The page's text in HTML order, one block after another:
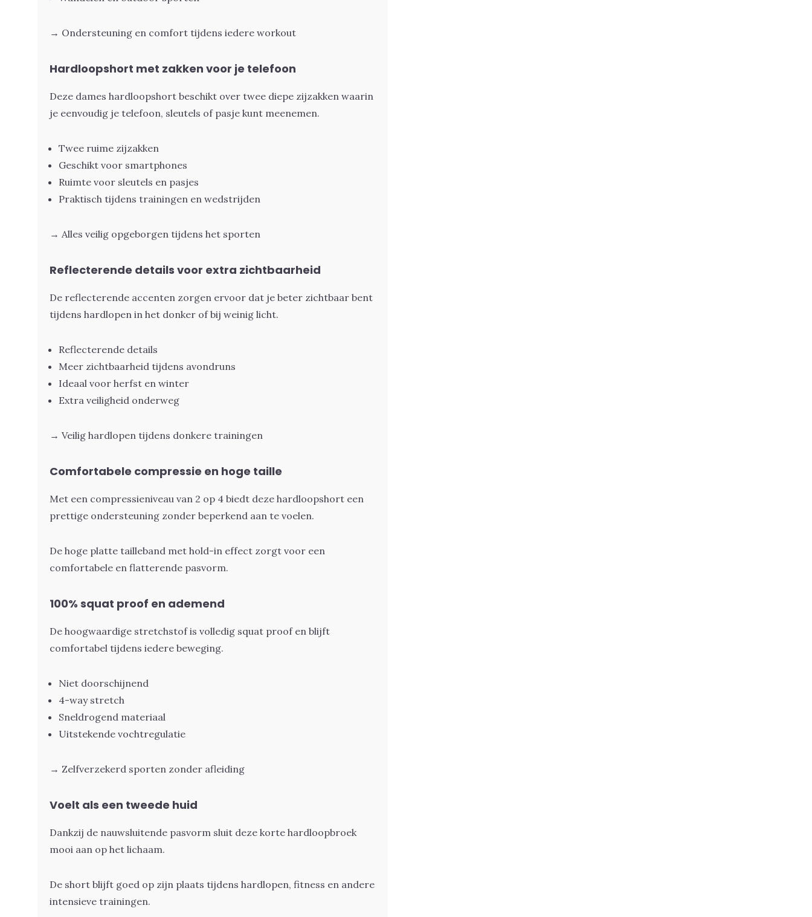
→ Ondersteuning en comfort tijdens iedere workout
Hardloopshort met zakken voor je telefoon
Deze dames hardloopshort beschikt over twee diepe zijzakken waarin
je eenvoudig je telefoon, sleutels of pasje kunt meenemen.
Twee ruime zijzakken
Geschikt voor smartphones
Ruimte voor sleutels en pasjes
Praktisch tijdens trainingen en wedstrijden
→ Alles veilig opgeborgen tijdens het sporten
Reflecterende details voor extra zichtbaarheid
De reflecterende accenten zorgen ervoor dat je beter zichtbaar bent
tijdens hardlopen in het donker of bij weinig licht.
Reflecterende details
Meer zichtbaarheid tijdens avondruns
Ideaal voor herfst en winter
Extra veiligheid onderweg
→ Veilig hardlopen tijdens donkere trainingen
Comfortabele compressie en hoge taille
Met een compressieniveau van 2 op 4 biedt deze hardloopshort een
prettige ondersteuning zonder beperkend aan te voelen.
De hoge platte tailleband met hold-in effect zorgt voor een
comfortabele en flatterende pasvorm.
100% squat proof en ademend
De hoogwaardige stretchstof is volledig squat proof en blijft
comfortabel tijdens iedere beweging.
Niet doorschijnend
4-way stretch
Sneldrogend materiaal
Uitstekende vochtregulatie
→ Zelfverzekerd sporten zonder afleiding
Voelt als een tweede huid
Dankzij de nauwsluitende pasvorm sluit deze korte hardloopbroek
mooi aan op het lichaam.
De short blijft goed op zijn plaats tijdens hardlopen, fitness en andere
intensieve trainingen.